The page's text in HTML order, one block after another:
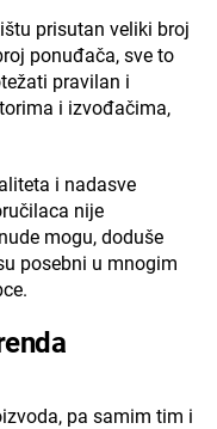
prisutan veliki broj
ponuđača, sve to
pravilan i
i izvođačima,
i nadasve
nije
mogu, doduše
posebni u mnogim
pa samim tim i